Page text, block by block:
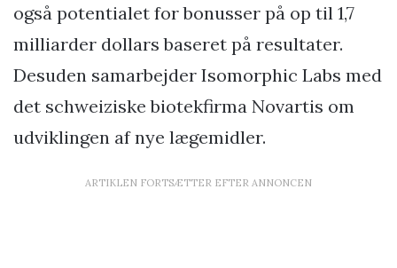
også potentialet for bonusser på op til 1,7
milliarder dollars baseret på resultater.
Desuden samarbejder Isomorphic Labs med
det schweiziske biotekfirma Novartis om
udviklingen af nye lægemidler.
ARTIKLEN FORTSÆTTER EFTER ANNONCEN